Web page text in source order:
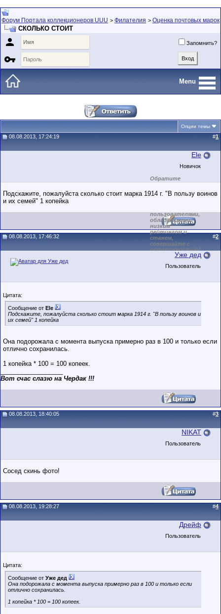
Форум Портала коллекционеров UUU > Филателия > Оценка почтовых марок
СКОЛЬКО СТОИТ
 Запомнить?

Menu
Опции темы
08.08.2013, 17:24:19 #1
Ele
Новичок
Обратите
внимание на
маленький стаж
пользователя на
пользователями,
обладающими
низким
рейтингом и
стажем,
совершайте с
осторожностью!
Подскажите, пожалуйста сколько стоит марка 1914 г. "В пользу воинов
и их семей" 1 копейка
08.08.2013, 17:46:32 #2
Уже дед
Пользователь
Цитата:
Сообщение от Ele
Подскажите, пожалуйста сколько стоит марка 1914 г. "В пользу воинов и
их семей" 1 копейка
Она подорожала с момента выпуска примерно раз в 100 и только если
отлично сохранилась.
1 копейка * 100 = 100 копеeк.
Вот счас слазю на Чердак !!!
08.08.2013, 18:40:05 #3
NIKAT
Пользователь
Сосед скинь фото!
08.08.2013, 19:28:27 #4
Дрейф
Пользователь
Цитата:
Сообщение от Уже дед
Она подорожала с момента выпуска примерно раз в 100 и только если
отлично сохранилась.
1 копейка * 100 = 100 копеeк.